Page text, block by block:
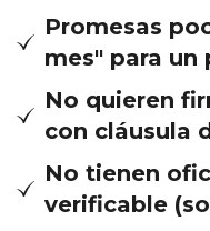
Promesas
mes" para
No quieren
con cláusula
No tienen
verificable